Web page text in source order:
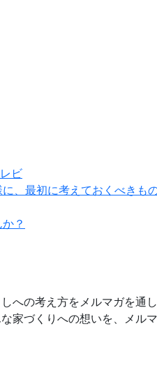
、最初に考えておくべきも
？
の考え方をメルマガを通し
づくりへの想いを、メル